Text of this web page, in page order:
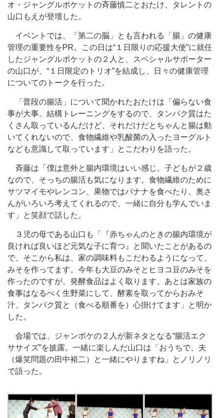
オ・ジャングルポケットの斉藤慎二とおたけ、タレントの
山口もえが登壇した。
イベントでは、「第二の脳」とも言われる「腸」の健康
管理の重要性をPR。この日は“１日限りの応援大使”に就任
したジャングルポケットの２人と、スペシャルサポーター
の山口が、“１日限定のトリオ”を結成し、日々の健康管理
についてのトークを行った。
「普段の腸活」について聞かれたおたけは「偏らない食
事が大事。結構トレーニングをするので、タンパク質はた
くさん取っているんだけど、それだけだとちゃんと腸は動
いてくれないので、食物繊維や乳酸菌の入ったヨーグルト
なども意識して取っています」とこだわりを語った。
斉藤は「僕は意外と腸内環境はいい感じ。子どもが２歳
なので、そっちの腸活も気になります。食物繊維のために
サツマイモやレンコン、果物ではバナナを食べたり。奥さ
んがいろいろ考えてくれるので、一緒に自分も学んでいま
す」と笑顔で話した。
３児の母である山口も「『赤ちゃんのときの腸内環境が
良ければ良いほど元気な子に育つ』と聞いたことがあるの
で、そこから私は、家の調味料もこだわるようになって、
みそを作ってます。今年も大豆のみそとヒヨコ豆のみそを
作ったのですが、発酵食品はよく取ります。あとは家族の
食事はなるべく生野菜にして、酵素を取ってからおみそ
汁、タンパク質と（食べる順番を）心掛けてます」と明か
した。
会場では、ジャンポケの２人が新ネタとなる“腸活エク
ササイズ”を披露。一緒に楽しんだ山口は「おうちで、夫
（爆笑問題の田中裕二）と一緒にやりますね」とノリノリ
で語った。